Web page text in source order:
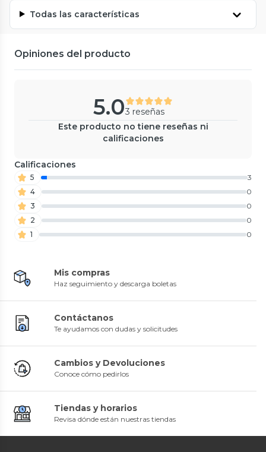
Todas las características
Opiniones del producto
5.03 reseñas
Este producto no tiene reseñas ni
calificaciones
Calificaciones
5
3
4
0
3
0
2
0
1
0
Mis compras
Haz seguimiento y descarga boletas
Contáctanos
Te ayudamos con dudas y solicitudes
Cambios y Devoluciones
Conoce cómo pedirlos
Tiendas y horarios
Revisa dónde están nuestras tiendas